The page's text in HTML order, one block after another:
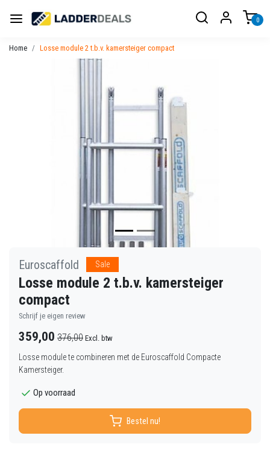
0
Home Losse module 2 t.b.v. kamersteiger compact
Euroscaffold Sale
Losse module 2 t.b.v. kamersteiger
compact
Schrijf je eigen review
359,00 376,00 Excl. btw
Losse module te combineren met de Euroscaffold Compacte
Kamersteiger.
Op voorraad
Bestel nu!